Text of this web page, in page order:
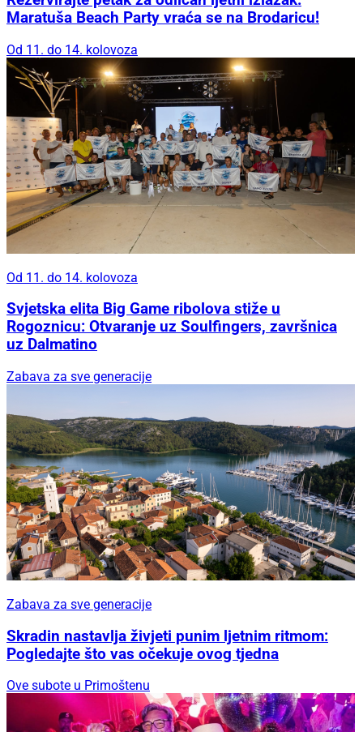
Maratuša Beach Party vraća se na Brodaricu!
Od 11. do 14. kolovoza
Od 11. do 14. kolovoza
Svjetska elita Big Game ribolova stiže u
Rogoznicu: Otvaranje uz Soulfingers, završnica
uz Dalmatino
Zabava za sve generacije
Zabava za sve generacije
Skradin nastavlja živjeti punim ljetnim ritmom:
Pogledajte što vas očekuje ovog tjedna
Ove subote u Primoštenu